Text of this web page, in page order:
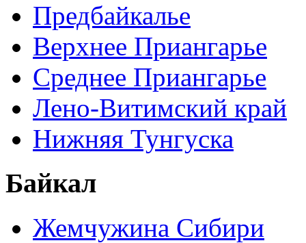
Предбайкалье
Верхнее Приангарье
Среднее Приангарье
Лено-Витимский край
Нижняя Тунгуска
Байкал
Жемчужина Сибири